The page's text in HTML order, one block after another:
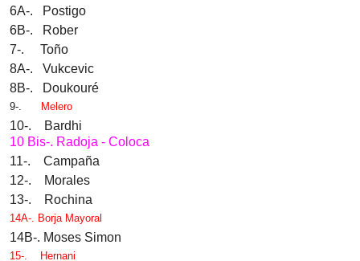
6A-. Postigo
6B-. Rober
7-. Toño
8A-. Vukcevic
8B-. Doukouré
9-. Melero
10-. Bardhi
10 Bis-. Radoja - Coloca
11-. Campaña
12-. Morales
13-. Rochina
14A-. Borja Mayoral
14B-. Moses Simon
15-. Hernani